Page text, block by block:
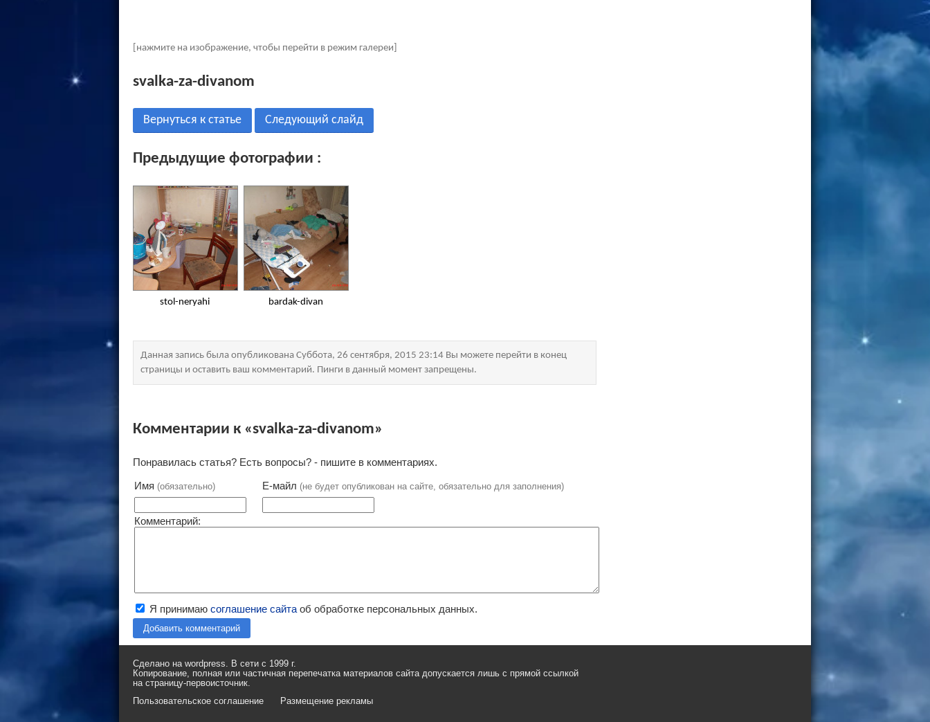
[нажмите на изображение, чтобы перейти в режим галереи]
svalka-za-divanom
Вернуться к статье Следующий слайд
Предыдущие фотографии :
stol-neryahi bardak-divan
Данная запись была опубликована Суббота, 26 сентября, 2015 23:14 Вы можете перейти в конец
страницы и оставить ваш комментарий. Пинги в данный момент запрещены.
Комментарии к «svalka-za-divanom»
Понравилась статья? Есть вопросы? - пишите в комментариях.
Имя (обязательно) Е-майл (не будет опубликован на сайте, обязательно для заполнения)
Комментарий:
Я принимаю соглашение сайта об обработке персональных данных.
Добавить комментарий
Сделано на wordpress. В сети с 1999 г.
Копирование, полная или частичная перепечатка материалов сайта допускается лишь с прямой ссылкой
на страницу-первоисточник.
Пользовательское соглашение
Размещение рекламы